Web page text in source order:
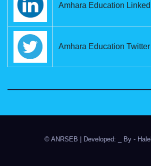
Amhara Education
Amhara Education Twitter
© ANRSEB Developed: _ By -